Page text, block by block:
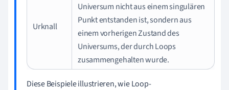
Urknall
Universum nicht aus einem singulären
Punkt entstanden ist, sondern aus
einem vorherigen Zustand des
Universums, der durch Loops
zusammengehalten wurde.
Diese Beispiele illustrieren, wie Loop-